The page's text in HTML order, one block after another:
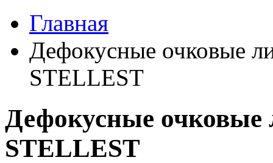
Главная
Дефокусные очковые
STELLEST
Дефокусные
STELLEST